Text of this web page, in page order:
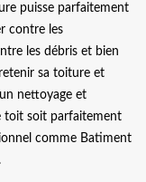
puisse parfaitement
contre les
les débris et bien
sa toiture et
nettoyage et
toit soit parfaitement
comme Batiment